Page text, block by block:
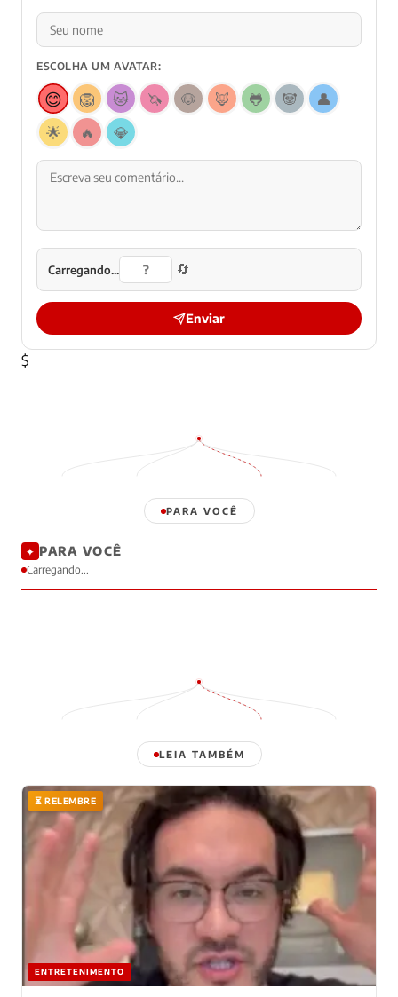
ESCOLHA UM AVATAR:
😊 🦁 🐱 🦄 🐶 🦊 🐸 🐼
👤
🌟
🔥 💎
Carregando... 🔄
Enviar
$
PARA VOCÊ
✦ PARA VOCÊ
Carregando...
LEIA TAMBÉM
⏳ RELEMBRE
ENTRETENIMENTO